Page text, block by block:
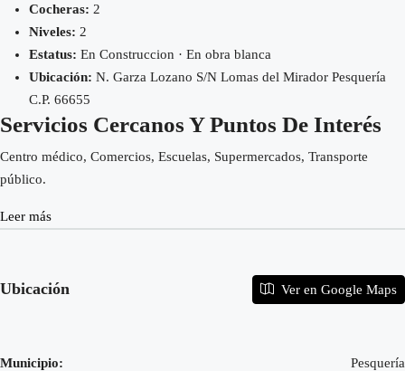
Cocheras: 2
Niveles: 2
Estatus: En Construccion · En obra blanca
Ubicación: N. Garza Lozano S/N Lomas del Mirador Pesquería
C.P. 66655
Servicios Cercanos Y Puntos De Interés
Centro médico, Comercios, Escuelas, Supermercados, Transporte
público.
Leer más
Ubicación Ver en Google Maps
Municipio: Pesquería